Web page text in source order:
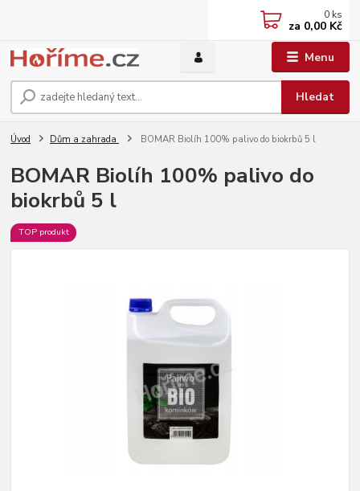
Menu
Hledat
0 ks
za 0,00 Kč
Úvod Dům a zahrada BOMAR Biolíh 100% palivo do biokrbů 5 l
BOMAR Biolíh 100% palivo do
biokrbů 5 l
TOP produkt